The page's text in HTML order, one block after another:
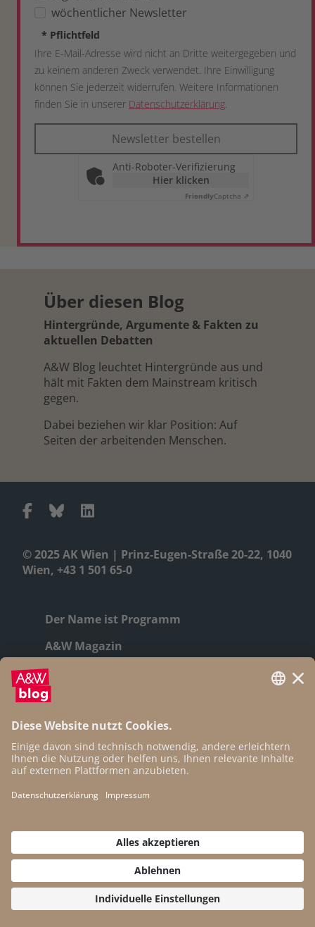
wöchentlicher Newsletter
* Pflichtfeld
Ihre E-Mail-Adresse wird nicht an Dritte weitergegeben und
zu keinem anderen Zweck verwendet. Ihre Einwilligung
können Sie jederzeit widerrufen. Weitere Informationen
finden Sie in unserer Datenschutzerklärung.
Newsletter bestellen
Anti-Roboter-Verifizierung
Hier klicken
FriendlyCaptcha ⇗
© 2025 AK Wien | Prinz-Eugen-Straße 20-22, 1040
Wien, +43 1 501 65-0
Der Name ist Programm
A&W Magazin
Geschichte
Autor:innen
Newsletter
Open Access
Impressum
Datenschutz
Cookie-Einstellungen
Über diesen Blog
Hintergründe, Argumente & Fakten zu
aktuellen Debatten
A&W Blog leuchtet Hintergründe aus und
hält mit Fakten dem Mainstream kritisch
gegen.
Dabei beziehen wir klar Position: Auf
Seiten der arbeitenden Menschen.